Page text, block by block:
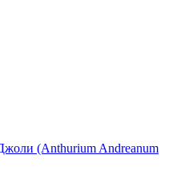
(Anthurium Andreanum